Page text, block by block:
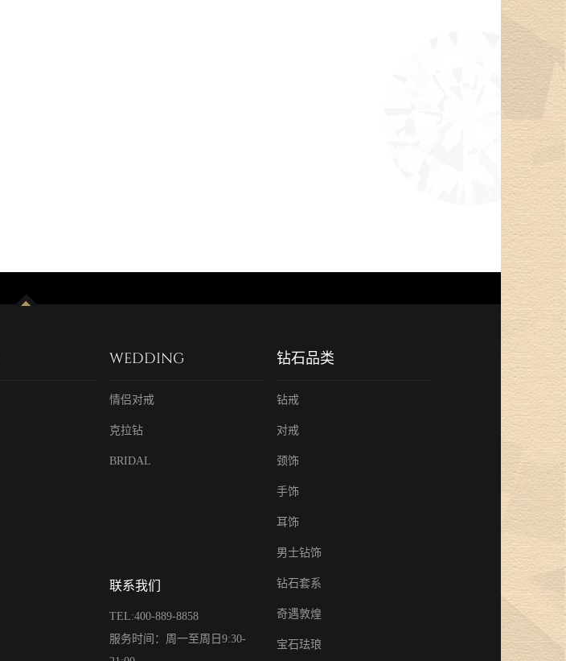
WEDDING
情侣对戒
克拉钻
BRIDAL
联系我们
TEL:400-889-8858
服务时间：周一至周日9:30-
钻石品类
钻戒
对戒
颈饰
手饰
耳饰
男士钻饰
钻石套系
奇遇敦煌
宝石珐琅